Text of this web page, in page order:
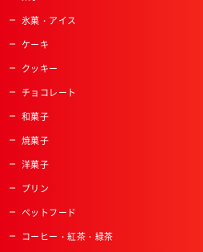
氷菓・アイス
ケーキ
クッキー
チョコレート
和菓子
焼菓子
洋菓子
プリン
ペットフード
コーヒー・紅茶・緑茶